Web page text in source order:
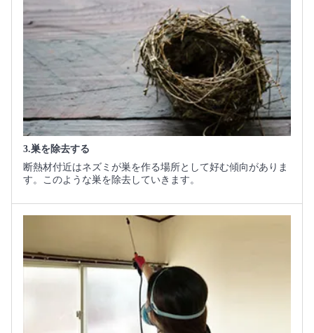
3.巣を除去する
断熱材付近はネズミが巣を作る場所として好む傾向がありま
す。このような巣を除去していきます。